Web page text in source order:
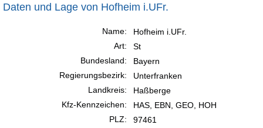
Daten und Lage von Hofheim i.UFr.
Name:
Hofheim i.UFr.
Art:
St
Bundesland:
Bayern
Regierungsbezirk:
Unterfranken
Landkreis:
Haßberge
Kfz-Kennzeichen:
HAS, EBN, GEO, HOH
PLZ:
97461